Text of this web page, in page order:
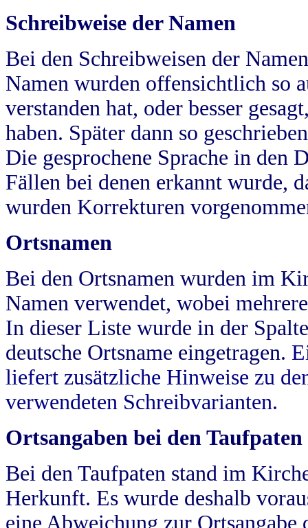
Schreibweise der Namen
Bei den Schreibweisen der
Namen wurden offensichtlich so
verstanden hat, oder besser
haben. Später dann so
Die gesprochene Sprache in
Fällen bei denen erkannt wurde,
wurden Korrekturen
Ortsnamen
Bei den Ortsnamen wurden im
Namen verwendet, wobei
In dieser Liste wurde in der
deutsche Ortsname eingetragen.
liefert zusätzliche Hinweise zu
verwendeten Schreibvarianten.
Ortsangaben bei den Taufpaten
Bei den Taufpaten stand im
Herkunft. Es wurde deshalb
eine Abweichung zur